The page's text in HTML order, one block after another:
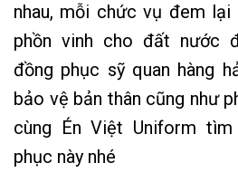
nhau, mỗi chức vụ đem
phồn vinh cho đất nước
đồng phục sỹ quan hàng
bảo vệ bản thân cũng như
cùng Én Việt Uniform
phục này nhé